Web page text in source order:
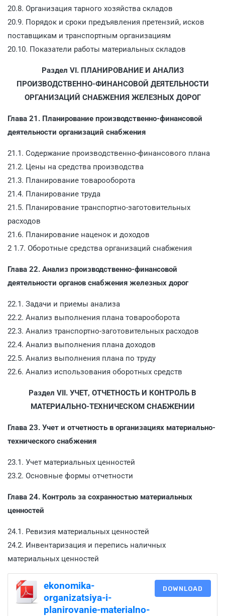
20.8. Организация тарного хозяйства складов
20.9. Порядок и сроки предъявления претензий, исков
поставщикам и транспортным организациям
20.10. Показатели работы материальных складов
Раздел VI. ПЛАНИРОВАНИЕ И АНАЛИЗ
ПРОИЗВОДСТВЕННО-ФИНАНСОВОЙ ДЕЯТЕЛЬНОСТИ
ОРГАНИЗАЦИЙ СНАБЖЕНИЯ ЖЕЛЕЗНЫХ ДОРОГ
Глава 21. Планирование производственно-финансовой
деятельности организаций снабжения
21.1. Содержание производственно-финансового плана
21.2. Цены на средства производства
21.3. Планирование товарооборота
21.4. Планирование труда
21.5. Планирование транспортно-заготовительных
расходов
21.6. Планирование наценок и доходов
2 1.7. Оборотные средства организаций снабжения
Глава 22. Анализ производственно-финансовой
деятельности органов снабжения железных дорог
22.1. Задачи и приемы анализа
22.2. Анализ выполнения плана товарооборота
22.3. Анализ транспортно-заготовительных расходов
22.4. Анализ выполнения плана доходов
22.5. Анализ выполнения плана по труду
22.6. Анализ использования оборотных средств
Раздел VII. УЧЕТ, ОТЧЕТНОСТЬ И КОНТРОЛЬ В
МАТЕРИАЛЬНО-ТЕХНИЧЕСКОМ СНАБЖЕНИИ
Глава 23. Учет и отчетность в организациях материально-
технического снабжения
23.1. Учет материальных ценностей
23.2. Основные формы отчетности
Глава 24. Контроль за сохранностью материальных
ценностей
24.1. Ревизия материальных ценностей
24.2. Инвентаризация и перепись наличных
материальных ценностей
ekonomika-
organizatsiya-i-
planirovanie-materialno-
DOWNLOAD